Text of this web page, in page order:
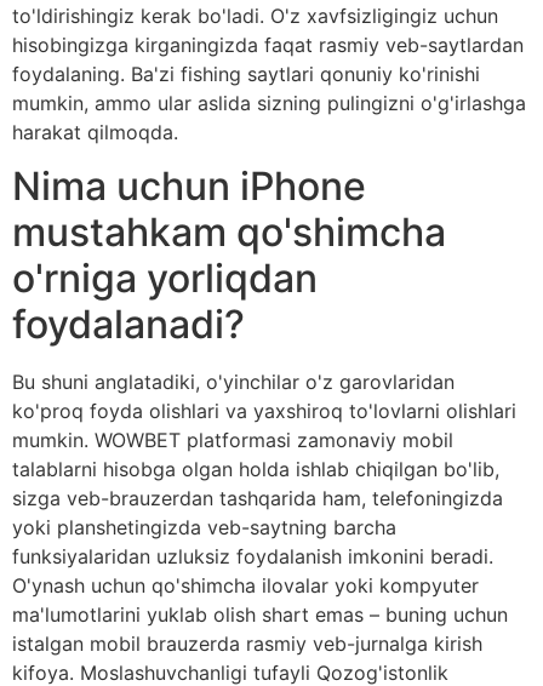
to'ldirishingiz kerak bo'ladi. O'z xavfsizligingiz uchun
hisobingizga kirganingizda faqat rasmiy veb-saytlardan
foydalaning. Ba'zi fishing saytlari qonuniy ko'rinishi
mumkin, ammo ular aslida sizning pulingizni o'g'irlashga
harakat qilmoqda.
Nima uchun iPhone
mustahkam qo'shimcha
o'rniga yorliqdan
foydalanadi?
Bu shuni anglatadiki, o'yinchilar o'z garovlaridan
ko'proq foyda olishlari va yaxshiroq to'lovlarni olishlari
mumkin. WOWBET platformasi zamonaviy mobil
talablarni hisobga olgan holda ishlab chiqilgan bo'lib,
sizga veb-brauzerdan tashqarida ham, telefoningizda
yoki planshetingizda veb-saytning barcha
funksiyalaridan uzluksiz foydalanish imkonini beradi.
O'ynash uchun qo'shimcha ilovalar yoki kompyuter
ma'lumotlarini yuklab olish shart emas – buning uchun
istalgan mobil brauzerda rasmiy veb-jurnalga kirish
kifoya. Moslashuvchanligi tufayli Qozog'istonlik